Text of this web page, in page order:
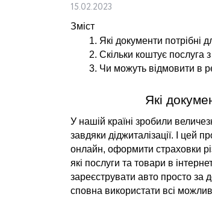
15.02.2023
Зміст
Які документи потрібні
Скільки коштує послуга
Чи можуть відмовити в
Які
У нашій країні зробили
завдяки діджиталізації. І цей
онлайн, оформити страховки
які послуги та товари в
зареєструвати авто просто за
сповна використати всі